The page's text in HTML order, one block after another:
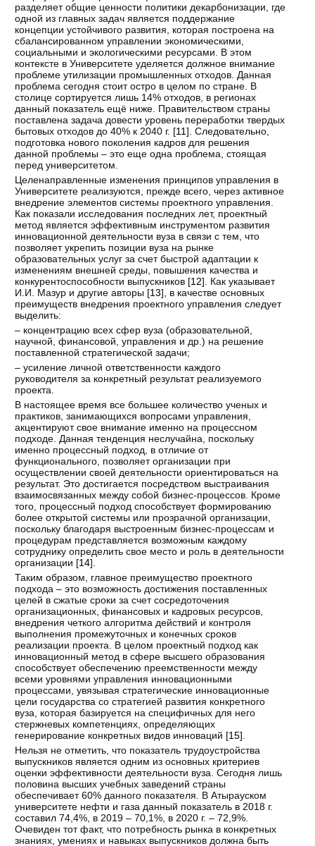
разделяет общие ценности политики декарбонизации, где
одной из главных задач является поддержание
концепции устойчивого развития, которая построена на
сбалансированном управлении экономическими,
социальными и экологическими ресурсами. В этом
контексте в Университете уделяется должное внимание
проблеме утилизации промышленных отходов. Данная
проблема сегодня стоит остро в целом по стране. В
столице сортируется лишь 14% отходов, в регионах
данный показатель ещё ниже. Правительством страны
поставлена задача довести уровень переработки твердых
бытовых отходов до 40% к 2040 г. [11]. Следовательно,
подготовка нового поколения кадров для решения
данной проблемы – это еще одна проблема, стоящая
перед университетом.
Целенаправленные изменения принципов управления в
Университете реализуются, прежде всего, через активное
внедрение элементов системы проектного управления.
Как показали исследования последних лет, проектный
метод является эффективным инструментом развития
инновационной деятельности вуза в связи с тем, что
позволяет укрепить позиции вуза на рынке
образовательных услуг за счет быстрой адаптации к
изменениям внешней среды, повышения качества и
конкурентоспособности выпускников [12]. Как указывает
И.И. Мазур и другие авторы [13], в качестве основных
преимуществ внедрения проектного управления следует
выделить:
– концентрацию всех сфер вуза (образовательной,
научной, финансовой, управления и др.) на решение
поставленной стратегической задачи;
– усиление личной ответственности каждого
руководителя за конкретный результат реализуемого
проекта.
В настоящее время все большее количество ученых и
практиков, занимающихся вопросами управления,
акцентируют свое внимание именно на процессном
подходе. Данная тенденция неслучайна, поскольку
именно процессный подход, в отличие от
функционального, позволяет организации при
осуществлении своей деятельности ориентироваться на
результат. Это достигается посредством выстраивания
взаимосвязанных между собой бизнес-процессов. Кроме
того, процессный подход способствует формированию
более открытой системы или прозрачной организации,
поскольку благодаря выстроенным бизнес-процессам и
процедурам представляется возможным каждому
сотруднику определить свое место и роль в деятельности
организации [14].
Таким образом, главное преимущество проектного
подхода – это возможность достижения поставленных
целей в сжатые сроки за счет сосредоточения
организационных, финансовых и кадровых ресурсов,
внедрения четкого алгоритма действий и контроля
выполнения промежуточных и конечных сроков
реализации проекта. В целом проектный подход как
инновационный метод в сфере высшего образования
способствует обеспечению преемственности между
всеми уровнями управления инновационными
процессами, увязывая стратегические инновационные
цели государства со стратегией развития конкретного
вуза, которая базируется на специфичных для него
стержневых компетенциях, определяющих
генерирование конкретных видов инноваций [15].
Нельзя не отметить, что показатель трудоустройства
выпускников является одним из основных критериев
оценки эффективности деятельности вуза. Сегодня лишь
половина высших учебных заведений страны
обеспечивает 60% данного показателя. В Атырауском
университете нефти и газа данный показатель в 2018 г.
составил 74,4%, в 2019 – 70,1%, в 2020 г. – 72,9%.
Очевиден тот факт, что потребность рынка в конкретных
знаниях, умениях и навыках выпускников должна быть